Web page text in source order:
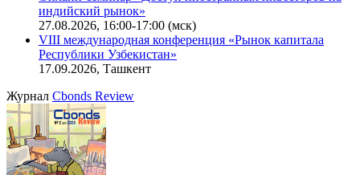
индийский рынок»
27.08.2026, 16:00-17:00 (мск)
VIII международная конференция «Рынок капитала
Республики Узбекистан»
17.09.2026, Ташкент
Журнал Cbonds Review